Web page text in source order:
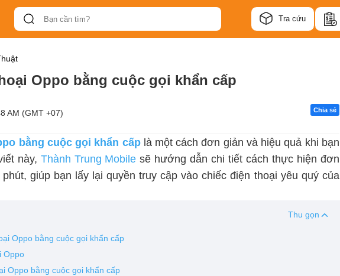
Tra cứu
Oppo bằng cuộc gọi khẩn cấp
AM (GMT +07) Chia sẻ
bằng cuộc gọi khẩn cấplà một cách đơn giản và hiệu quả khi bạn
này, Thành Trung Mobile sẽ hướng dẫn chi tiết cách thực hiện đơn
giúp bạn lấy lại quyền truy cập vào chiếc điện thoại yêu quý của
Thu gọn
Oppo bằng cuộc gọi khẩn cấp
Oppo
Oppo bằng cuộc gọi khẩn cấp